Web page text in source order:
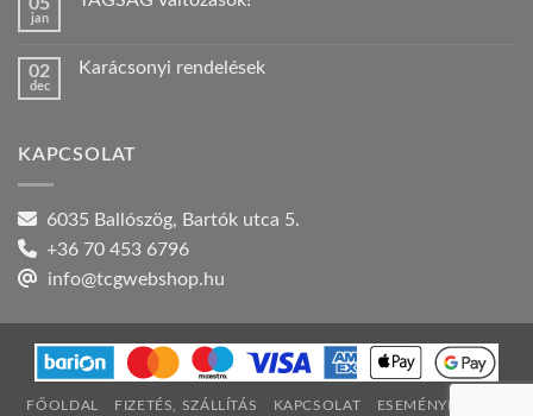
Unity
bejegyzéshez
jan
TAGSÁG
02
dec
Karácsonyi rendelések
rendelések
KAPCSOLAT
6035 Ballószög, Bartók utca 5.
+36 70 453 6796
info@tcgwebshop.hu
FŐOLDAL FIZETÉS, SZÁLLÍTÁS KAPCSOLAT ESEMÉNYNAPTÁR